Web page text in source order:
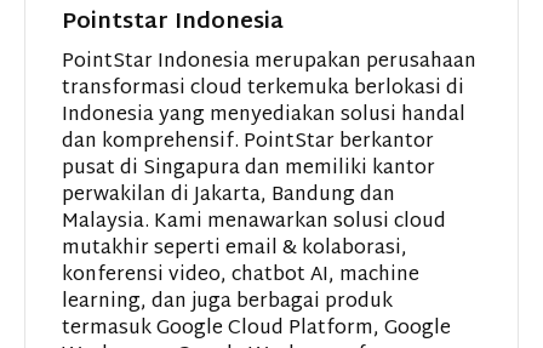
Pointstar Indonesia
PointStar Indonesia merupakan perusahaan
transformasi cloud terkemuka berlokasi di
Indonesia yang menyediakan solusi handal
dan komprehensif. PointStar berkantor
pusat di Singapura dan memiliki kantor
perwakilan di Jakarta, Bandung dan
Malaysia. Kami menawarkan solusi cloud
mutakhir seperti email & kolaborasi,
konferensi video, chatbot AI, machine
learning, dan juga berbagai produk
termasuk Google Cloud Platform, Google